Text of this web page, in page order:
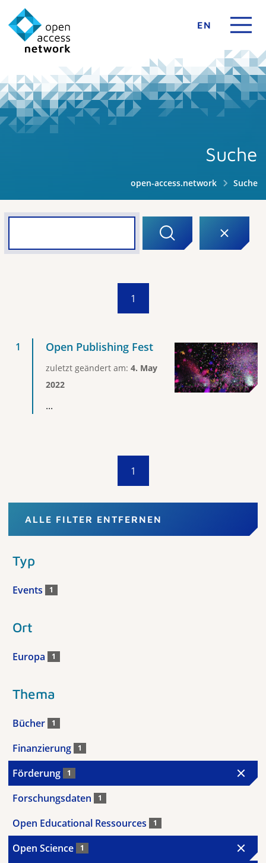
EN
Suche
open-access.network Suche
1
Open Publishing Fest
zuletzt geändert am: 4. May
2022
...
1
ALLE FILTER ENTFERNEN
Typ
Events 1
Ort
Europa 1
Thema
Bücher 1
Finanzierung 1
Förderung 1
Forschungsdaten 1
Open Educational Ressources 1
Open Science 1